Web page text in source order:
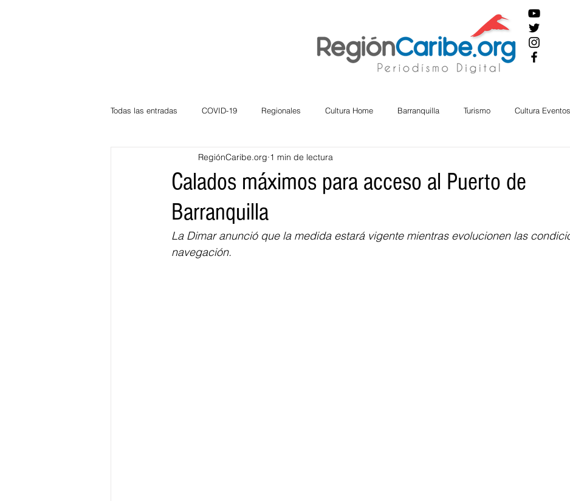
Todas las entradas COVID-19 Regionales Cultura Home Barranquilla Turismo Cultura Eventos
Atlántico La Guajira Cesar
Bloggeros Hermanos Mayores
Educación
Calados máximos para acceso al Puerto de
Barranquilla
RegiónCaribe.org 1 min de lectura
La Dimar anunció que la medida estará vigente mientras evolucionen las
navegación.